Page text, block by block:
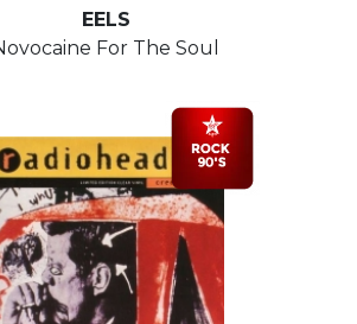
EELS
For The Soul